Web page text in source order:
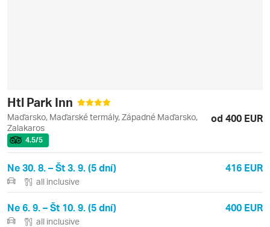
Htl Park Inn
Maďarsko, Maďarské termály, Západné Maďarsko,
Zalakaros
od 400 EUR
4.5/5
Ne 30. 8. – Št 3. 9. (5 dní) 416 EUR
all inclusive
Ne 6. 9. – Št 10. 9. (5 dní) 400 EUR
all inclusive